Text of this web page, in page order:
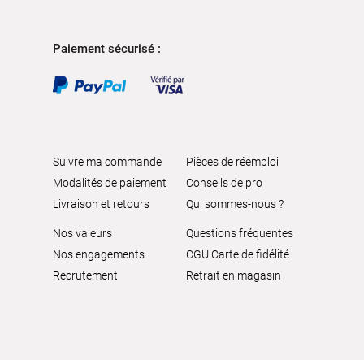
Paiement sécurisé :
Suivre ma commande
Modalités de paiement
Livraison et retours
Pièces de réemploi
Conseils de pro
Qui sommes-nous ?
Nos valeurs
Nos engagements
Recrutement
Questions fréquentes
CGU Carte de fidélité
Retrait en magasin